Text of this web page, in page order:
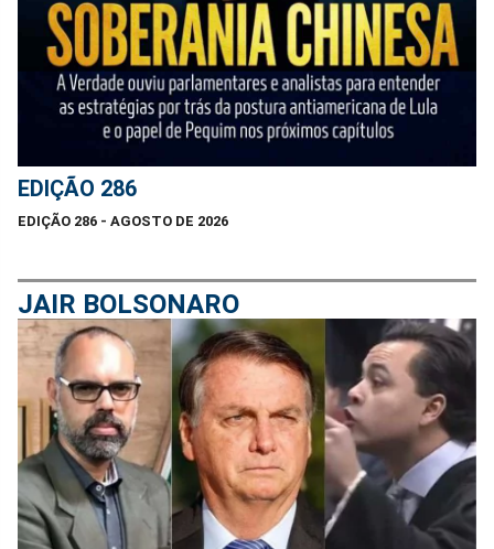
EDIÇÃO 286
EDIÇÃO 286 - AGOSTO DE 2026
JAIR BOLSONARO